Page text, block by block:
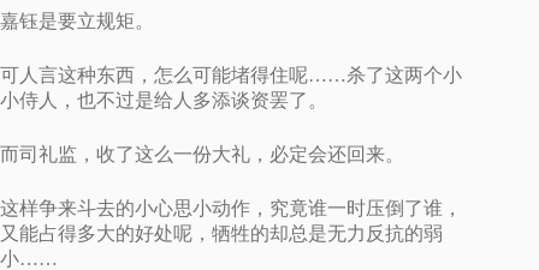
嘉钰是要立规矩。
可人言这种东西，怎么可能堵得住呢……杀了这两个小
小侍人，也不过是给人多添谈资罢了。
而司礼监，收了这么一份大礼，必定会还回来。
这样争来斗去的小心思小动作，究竟谁一时压倒了谁，
又能占得多大的好处呢，牺牲的却总是无力反抗的弱
小……